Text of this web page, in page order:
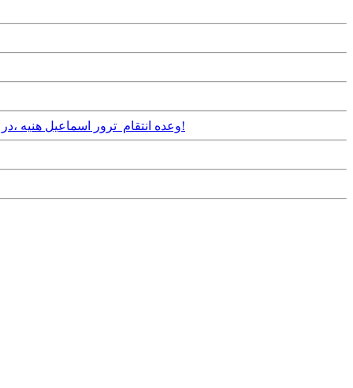
Tuesday, 3rd September, 2024 - وعده انتقام ترور اسماعیل هنیه ،در پی حملات اسرائیل به حزب الله لبنان و حضور سنگین ناوگان امریکا در منطقه در پستوی بیت رهبری!